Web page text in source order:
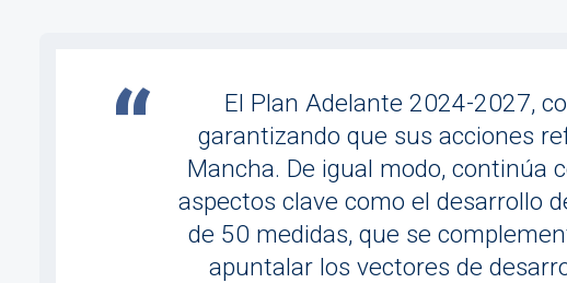
El Plan Adelante 2024-2027,
garantizando que sus acciones
Mancha. De igual modo, continúa
aspectos clave como el desarrollo
de 50 medidas, que se
apuntalar los vectores de